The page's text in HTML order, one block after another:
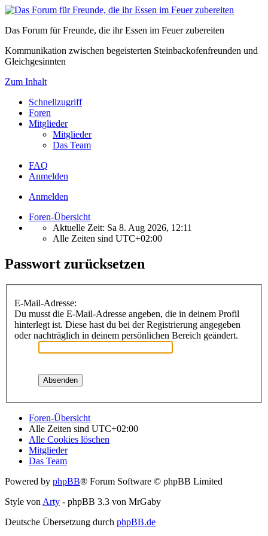
Das Forum für Freunde, die ihr Essen im Feuer zubereiten
Kommunikation zwischen begeisterten Steinbackofenfreunden und
Gleichgesinnten
Zum Inhalt
Schnellzugriff
Foren
Mitglieder
Mitglieder
Das Team
FAQ
Anmelden
Anmelden
Foren-Übersicht
Aktuelle Zeit: Sa 8. Aug 2026, 12:11
Alle Zeiten sind UTC+02:00
Passwort zurücksetzen
E-Mail-Adresse:
Du musst die E-Mail-Adresse angeben, die in deinem Profil
hinterlegt ist. Diese hast du bei der Registrierung angegeben
oder nachträglich in deinem persönlichen Bereich geändert.
Foren-Übersicht
Alle Zeiten sind UTC+02:00
Alle Cookies löschen
Mitglieder
Das Team
Powered by phpBB® Forum Software © phpBB Limited
Style vonArty - phpBB 3.3 von MrGaby
Deutsche Übersetzung durch phpBB.de